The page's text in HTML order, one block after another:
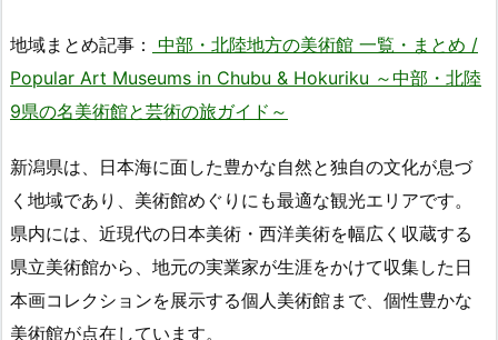
地域まとめ記事： 中部・北陸地方の美術館 一覧・まとめ /
Popular Art Museums in Chubu & Hokuriku ～中部・北陸
9県の名美術館と芸術の旅ガイド～
新潟県は、日本海に面した豊かな自然と独自の文化が息づ
く地域であり、美術館めぐりにも最適な観光エリアです。
県内には、近現代の日本美術・西洋美術を幅広く収蔵する
県立美術館から、地元の実業家が生涯をかけて収集した日
本画コレクションを展示する個人美術館まで、個性豊かな
美術館が点在しています。